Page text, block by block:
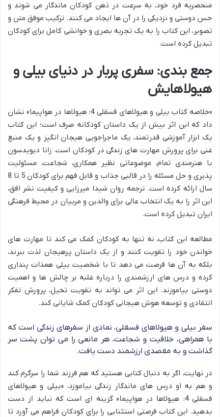
منحصربه فرد خود، به سرعت در ذهن کودکان ماندگار می شوند و
حس دوستی و نزدیکی را در آن ها ایجاد می کنند. ترکیب موفق متن و
تصویر، این کتاب را به یک تجربه بصری و خوانشی کامل برای کودکان
تبدیل کرده است.
جمع بندی: سفری پربار در دنیای بیلی و
هیولاهایش
«خلاصه کتاب بیلی و هیولاهای فسقلی 4: هیولاها در هواپیما» نشان
داد که این اثر بیش از یک داستان کودکانه صرف است؛ این کتاب
یک ابزار آموزشی قدرتمند، یک ماجراجویی هیجان انگیز و یک منبع
غنی برای پرورش مهارت های زندگی در کودکان است. زانا دیویدسون
با هنرمندی تمام، موضوعاتی نظیر همکاری، شجاعت، مسئولیت
پذیری و حل مسئله را در قالبی جذاب و قابل فهم برای کودکان 5 تا 8
سال ارائه کرده است. ترجمه روان شیدا میرزایی و کیفیت نشر افق،
این اثر را به یک انتخاب عالی برای والدین و مربیان در محیط فرهنگی
ایران تبدیل کرده است.
مطالعه این کتاب، نه تنها به کودکان کمک می کند تا مهارت های
خواندن خود را تقویت کنند و از یک داستان پرهیجان لذت ببرند،
بلکه به آن ها فرصت می دهد تا با شخصیت بیلی همذات پنداری
کرده و درس های ارزشمندی را درباره غلبه بر چالش ها و اهمیت
دوستی بیاموزند. این اثر می تواند به تقویت تخیل، پرورش تفکر
انتقادی و توسعه هوش هیجانی کودکان کمک شایانی کند.
سفر بیلی و هیولاهای فسقلی، نمادی از سفرهای زندگی است که
با همراهی، خلاقیت و شجاعت، هر مانعی را می توان پشت سر
گذاشت و به مقصدی ارزشمند دست یافت.
در نهایت، اگر به دنبال کتابی هستید که هم فرزند شما را سرگرم کند
و هم به او درس های ماندگار زندگی بیاموزد، «بیلی و هیولاهای
فسقلی 4: هیولاها در هواپیما» گزینه ای است که نباید از دست
بدهید. این کتاب فرصتی استثنایی را برای کودکان فراهم می آورد تا